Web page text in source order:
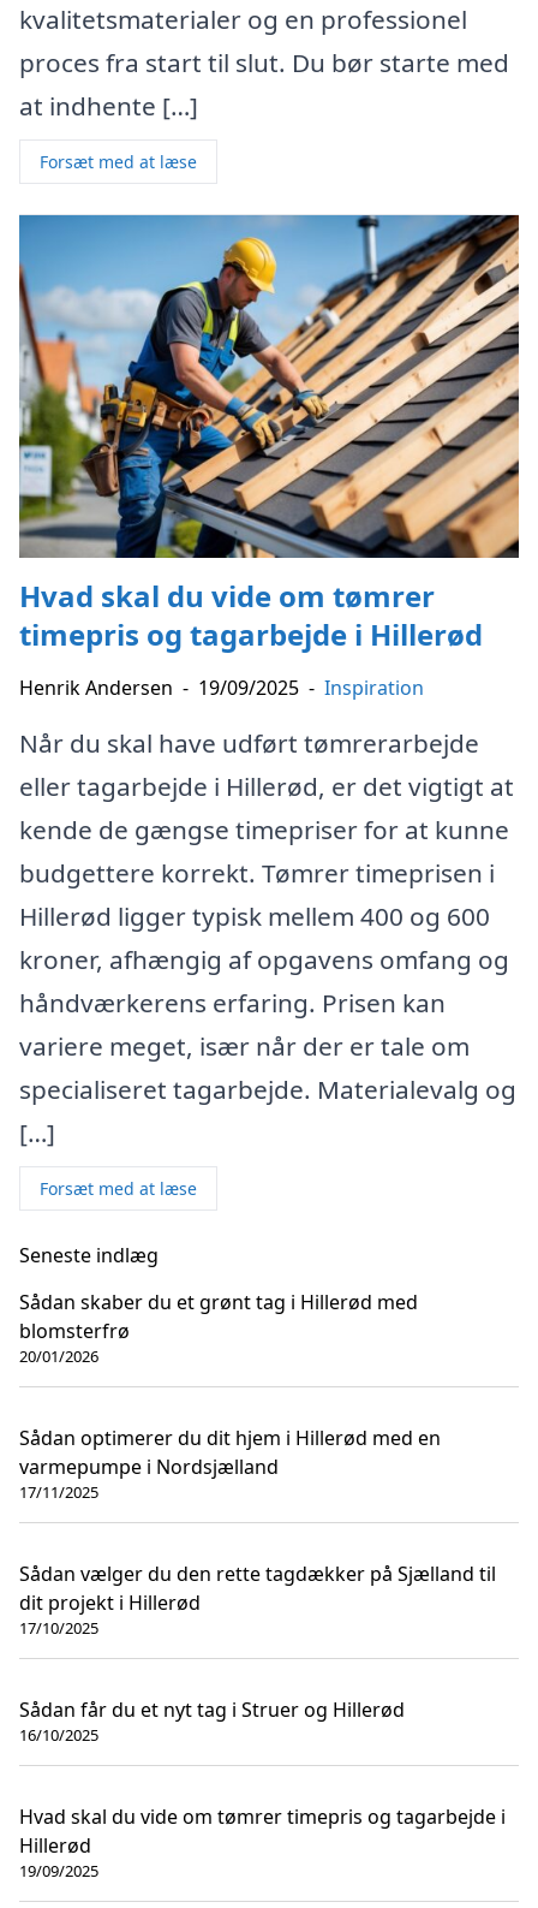
kvalitetsmaterialer og en professionel
proces fra start til slut. Du bør starte med
at indhente […]
Forsæt med at læse
Hvad skal du vide om tømrer
timepris og tagarbejde i Hillerød
Henrik Andersen - 19/09/2025 - Inspiration
Når du skal have udført tømrerarbejde
eller tagarbejde i Hillerød, er det vigtigt at
kende de gængse timepriser for at kunne
budgettere korrekt. Tømrer timeprisen i
Hillerød ligger typisk mellem 400 og 600
kroner, afhængig af opgavens omfang og
håndværkerens erfaring. Prisen kan
variere meget, især når der er tale om
specialiseret tagarbejde. Materialevalg og
[…]
Forsæt med at læse
Seneste indlæg
Sådan skaber du et grønt tag i Hillerød med
blomsterfrø
20/01/2026
Sådan optimerer du dit hjem i Hillerød med en
varmepumpe i Nordsjælland
17/11/2025
Sådan vælger du den rette tagdækker på Sjælland til
dit projekt i Hillerød
17/10/2025
Sådan får du et nyt tag i Struer og Hillerød
16/10/2025
Hvad skal du vide om tømrer timepris og tagarbejde i
Hillerød
19/09/2025